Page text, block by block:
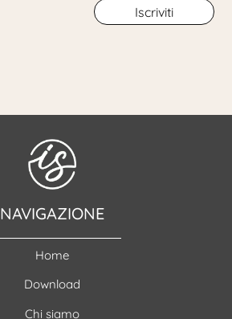
Iscriviti
NAVIGAZIONE
Home
Download
Chi siamo